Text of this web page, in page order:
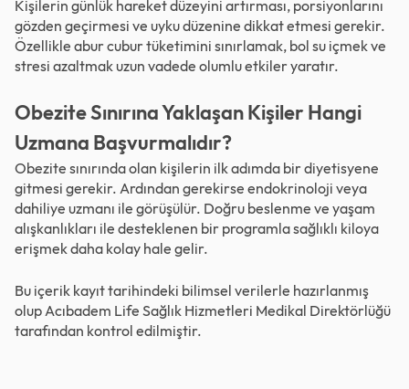
Kişilerin günlük hareket düzeyini artırması, porsiyonlarını
gözden geçirmesi ve uyku düzenine dikkat etmesi gerekir.
Özellikle abur cubur tüketimini sınırlamak, bol su içmek ve
stresi azaltmak uzun vadede olumlu etkiler yaratır.
Obezite Sınırına Yaklaşan Kişiler Hangi
Uzmana Başvurmalıdır?
Obezite sınırında olan kişilerin ilk adımda bir diyetisyene
gitmesi gerekir. Ardından gerekirse endokrinoloji veya
dahiliye uzmanı ile görüşülür. Doğru beslenme ve yaşam
alışkanlıkları ile desteklenen bir programla sağlıklı kiloya
erişmek daha kolay hale gelir.
Bu içerik kayıt tarihindeki bilimsel verilerle hazırlanmış
olup Acıbadem Life Sağlık Hizmetleri Medikal Direktörlüğü
tarafından kontrol edilmiştir.